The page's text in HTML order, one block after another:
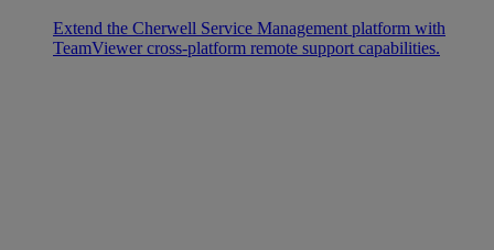
Extend the Cherwell Service Management platform with
TeamViewer cross-platform remote support capabilities.